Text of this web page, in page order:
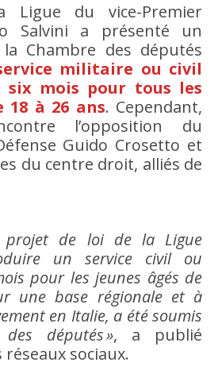
du vice-Premier
Salvini a présenté un
Chambre des députés
militaire ou civil
six mois pour tous les
18 à 26 ans. Cependant,
l’opposition du
Guido Crosetto et
du centre droit, alliés de
projet de loi de la Ligue
un service civil ou
pour les jeunes âgés de
une base régionale et à
en Italie, a été soumis
députés », a publié
réseaux sociaux.